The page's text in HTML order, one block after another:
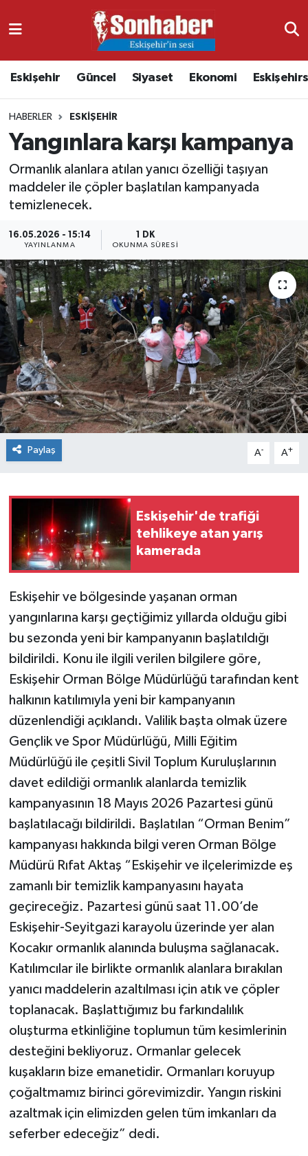
Eskişehir Güncel Siyaset Ekonomi
HABERLER ESKIŞEHIR
Yangınlara karşı kampanya
Ormanlık alanlara atılan yanıcı özelliği taşıyan
maddeler ile çöpler başlatılan kampanyada
temizlenecek.
16.05.2026 - 15:14
YAYINLANMA
1 DK
OKUNMA SÜRESI
Paylaş A- A+
Eskişehir'de trafiği
tehlikeye atan yarış
kamerada
Eskişehir ve bölgesinde yaşanan orman
yangınlarına karşı geçtiğimiz yıllarda olduğu gibi
bu sezonda yeni bir kampanyanın başlatıldığı
bildirildi. Konu ile ilgili verilen bilgilere göre,
Eskişehir Orman Bölge Müdürlüğü tarafından kent
halkının katılımıyla yeni bir kampanyanın
düzenlendiği açıklandı. Valilik başta olmak üzere
Gençlik ve Spor Müdürlüğü, Milli Eğitim
Müdürlüğü ile çeşitli Sivil Toplum Kuruluşlarının
davet edildiği ormanlık alanlarda temizlik
kampanyasının 18 Mayıs 2026 Pazartesi günü
başlatılacağı bildirildi. Başlatılan “Orman Benim”
kampanyası hakkında bilgi veren Orman Bölge
Müdürü Rıfat Aktaş “Eskişehir ve ilçelerimizde eş
zamanlı bir temizlik kampanyasını hayata
geçireceğiz. Pazartesi günü saat 11.00’de
Eskişehir-Seyitgazi karayolu üzerinde yer alan
Kocakır ormanlık alanında buluşma sağlanacak.
Katılımcılar ile birlikte ormanlık alanlara bırakılan
yanıcı maddelerin azaltılması için atık ve çöpler
toplanacak. Başlattığımız bu farkındalılık
oluşturma etkinliğine toplumun tüm kesimlerinin
desteğini bekliyoruz. Ormanlar gelecek
kuşakların bize emanetidir. Ormanları koruyup
çoğaltmamız birinci görevimizdir. Yangın riskini
azaltmak için elimizden gelen tüm imkanları da
seferber edeceğiz” dedi.
Ekonomi
Güncel
Kültür & Sanat
Resmi İlanlar
Sağlık
Siyaset
Spor
Nöbetçi Eczaneler
Namaz Vakitleri
Trafik Durumu
Süper Lig Puan Durumu ve Fikstür
Tüm Manşetler
Son Dakika Haberleri
Haber Arşivi